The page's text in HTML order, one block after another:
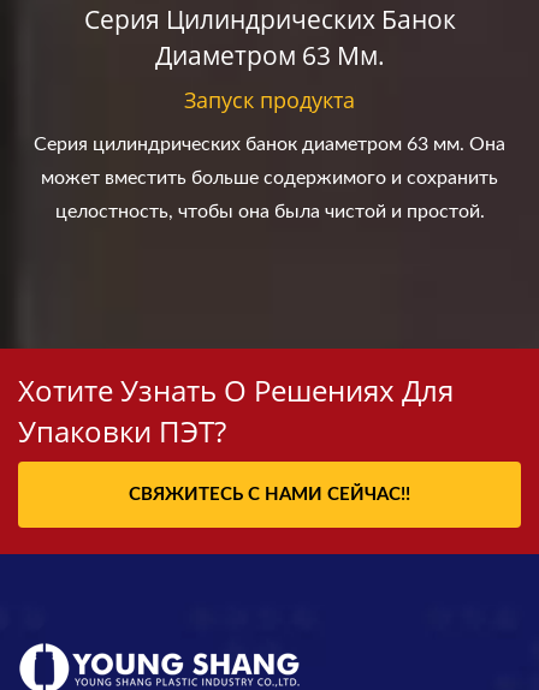
Серия Цилиндрических Банок
Диаметром 63 Мм.
Запуск продукта
Серия цилиндрических банок диаметром 63 мм. Она
может вместить больше содержимого и сохранить
целостность, чтобы она была чистой и простой.
Хотите Узнать О Решениях Для
Упаковки ПЭТ?
СВЯЖИТЕСЬ С НАМИ СЕЙЧАС!!